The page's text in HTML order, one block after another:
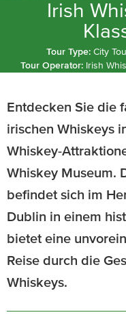
Irish
Tour Type: City
Tour Operator: Irish
Entdecken Sie die
irischen Whiskeys
Whiskey-
Whiskey Museum.
befindet sich im
Dublin in einem
bietet eine
Reise durch die
Whiskeys.